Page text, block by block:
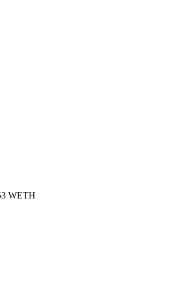
WETH